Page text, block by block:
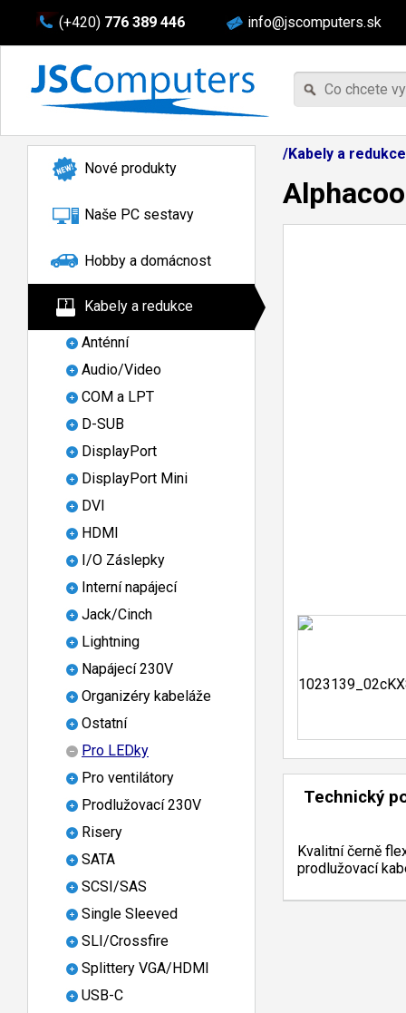
(+420) 776 389 446 info@jscomputers.sk
Nové produkty
Naše PC sestavy
Hobby a domácnost
Kabely a redukce
Anténní
Audio/Video
COM a LPT
D-SUB
DisplayPort
DisplayPort Mini
DVI
HDMI
I/O Záslepky
Interní napájecí
Jack/Cinch
Lightning
Napájecí 230V
Organizéry kabeláže
Ostatní
Pro LEDky
Pro ventilátory
Prodlužovací 230V
Risery
SATA
SCSI/SAS
Single Sleeved
SLI/Crossfire
Splittery VGA/HDMI
USB-C
/Kabely a
Technický
Kvalitní černě
prodlužovací